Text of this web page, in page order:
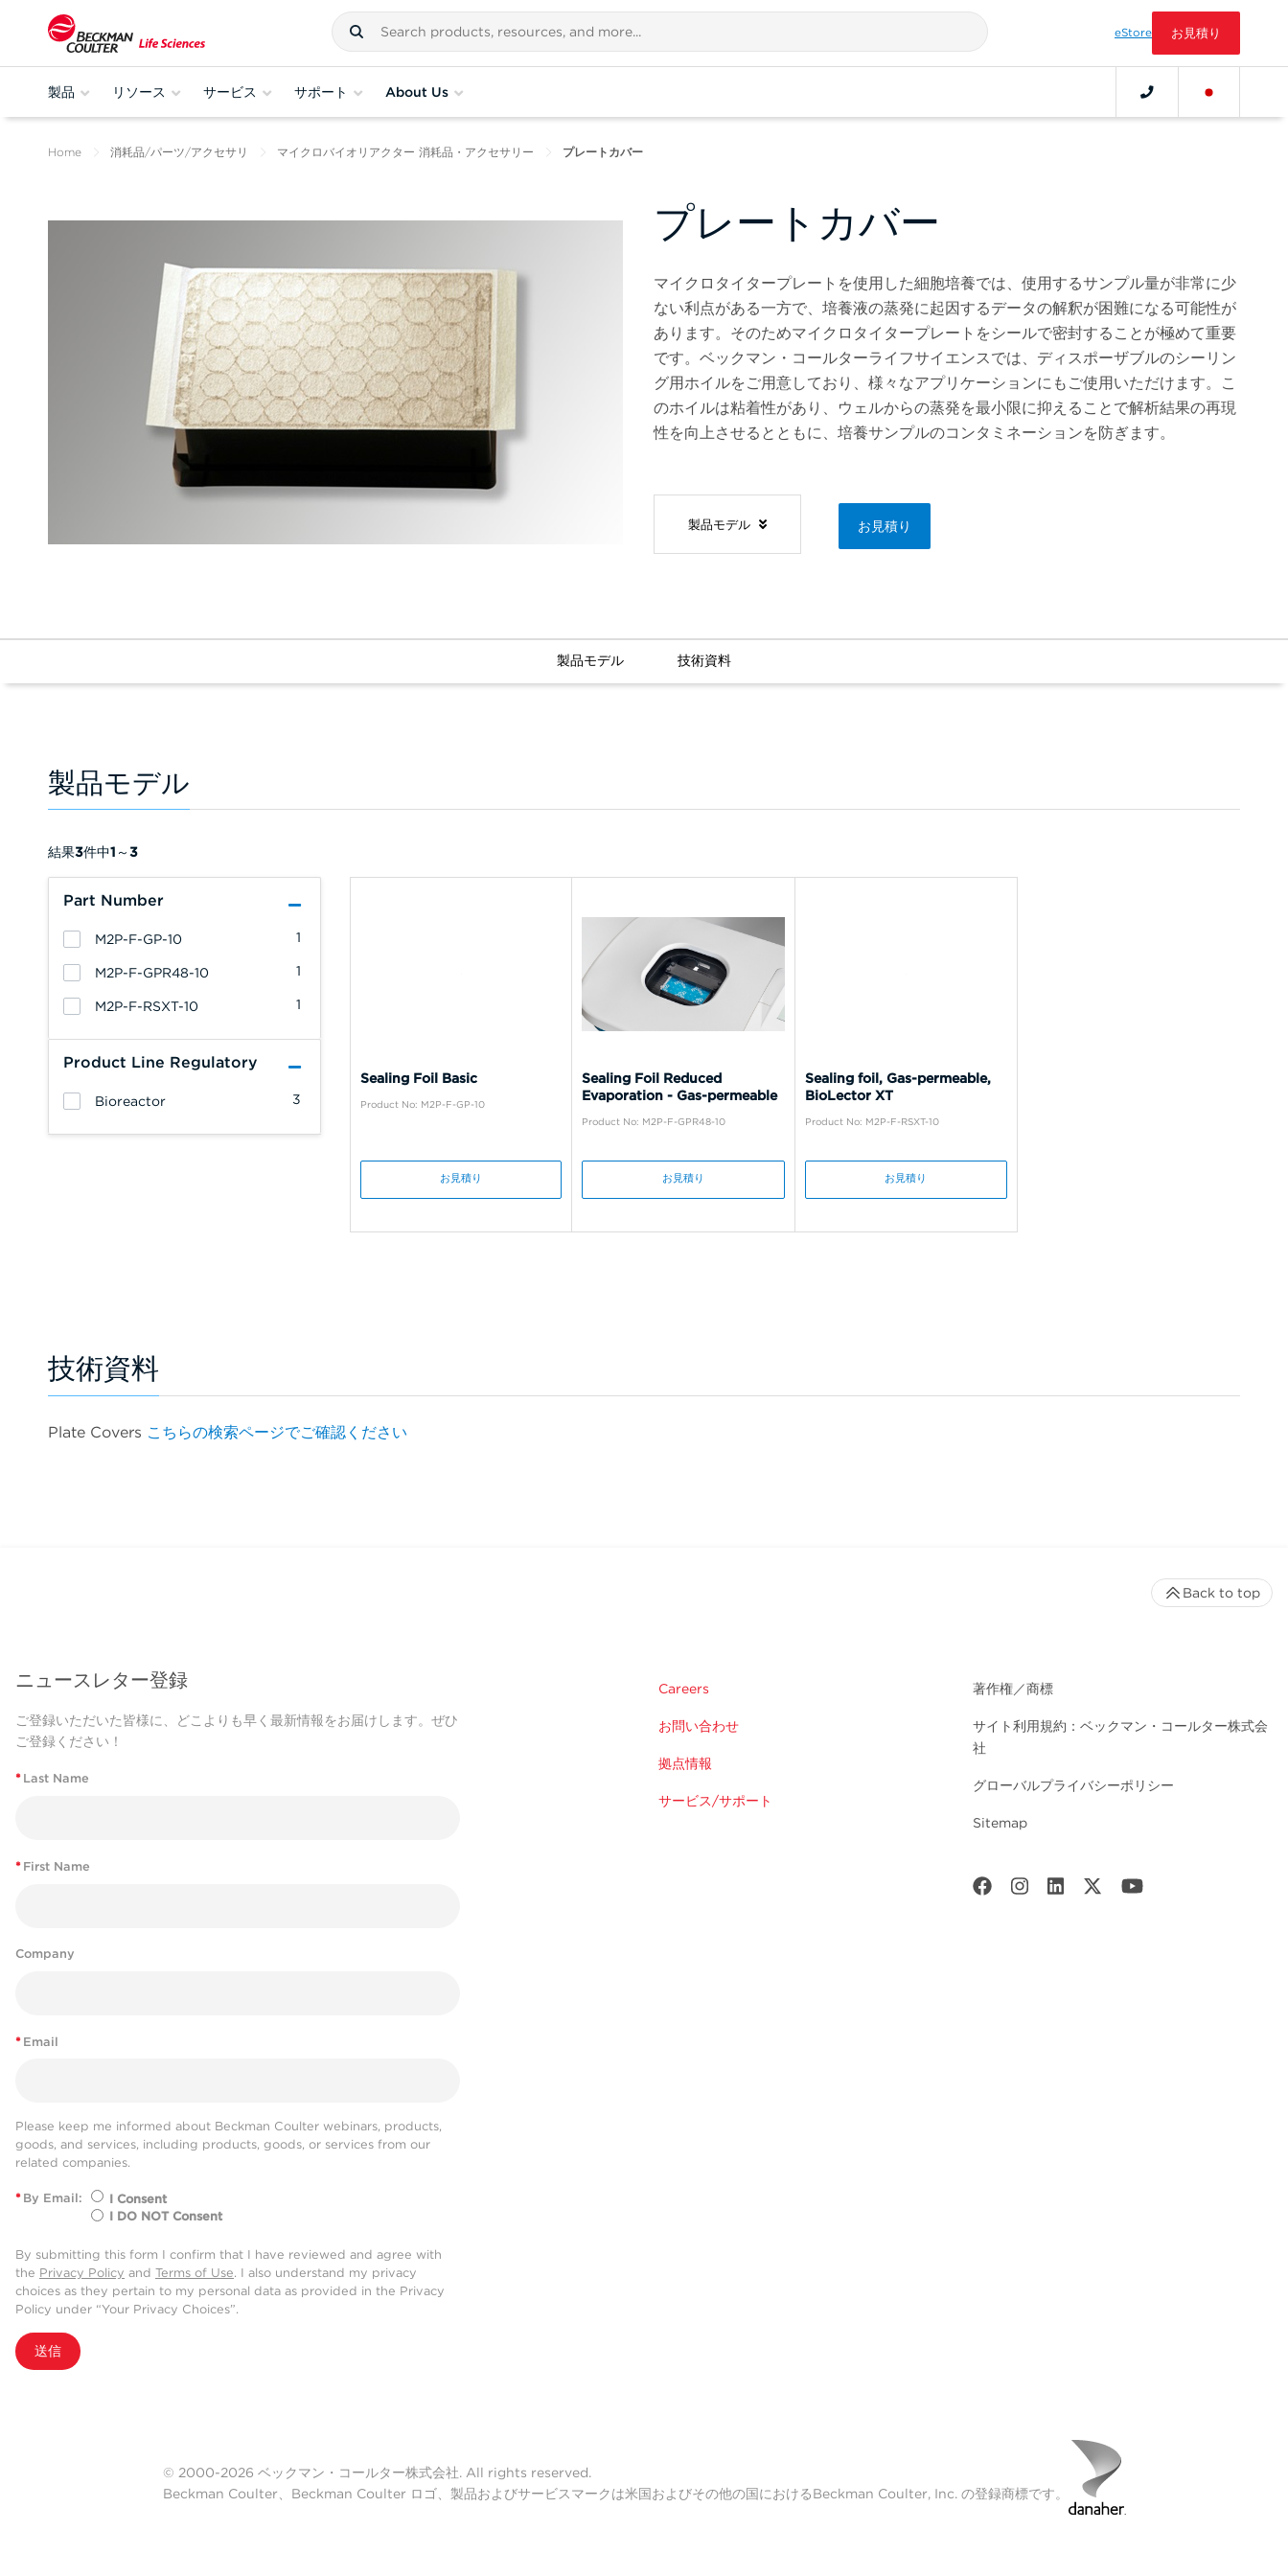
eStore お見積り
製品 リソース サービス サポート About Us
Home 消耗品/パーツ/アクセサリ マイクロバイオリアクター 消耗品・アクセサリー プレートカバー
プレートカバー
マイクロタイタープレートを使用した細胞培養では、使用するサンプル量が非常に少
ない利点がある一方で、培養液の蒸発に起因するデータの解釈が困難になる可能性が
あります。そのためマイクロタイタープレートをシールで密封することが極めて重要
です。ベックマン・コールターライフサイエンスでは、ディスポーザブルのシーリン
グ用ホイルをご用意しており、様々なアプリケーションにもご使用いただけます。こ
のホイルは粘着性があり、ウェルからの蒸発を最小限に抑えることで解析結果の再現
性を向上させるとともに、培養サンプルのコンタミネーションを防ぎます。
製品モデル お見積り
製品モデル 技術資料
製品モデル
Part Number
1
M2P-F-GP-10
1
M2P-F-GPR48-10
1
M2P-F-RSXT-10
Product Line Regulatory
3
Bioreactor
結果3件中1 ～3
Sealing Foil Basic
Product No: M2P-F-GP-10
お見積り
Sealing Foil Reduced
Evaporation - Gas-permeable
Product No: M2P-F-GPR48-10
お見積り
Sealing foil, Gas-permeable,
BioLector XT
Product No: M2P-F-RSXT-10
お見積り
技術資料
Plate Covers こちらの検索ページでご確認ください
ニュースレター登録
ご登録いただいた皆様に、どこよりも早く最新情報をお届けします。ぜひ
ご登録ください！
* Last Name
* First Name
Company
* Email
Please keep me informed about Beckman Coulter webinars, products,
goods, and services, including products, goods, or services from our
related companies.
* By Email:
I Consent
I DO NOT Consent
By submitting this form I confirm that I have reviewed and agree with
the Privacy Policy and Terms of Use. I also understand my privacy
choices as they pertain to my personal data as provided in the Privacy
Policy under “Your Privacy Choices”.
送信
Careers
お問い合わせ
拠点情報
サービス/サポート
著作権／商標
サイト利用規約：ベックマン・コールター株式会
社
グローバルプライバシーポリシー
Sitemap
Back to top
© 2000-2026 ベックマン・コールター株式会社. All rights reserved.
Beckman Coulter、Beckman Coulter ロゴ、製品およびサービスマークは米国およびその他の国におけるBeckman Coulter, Inc. の登録商標です。